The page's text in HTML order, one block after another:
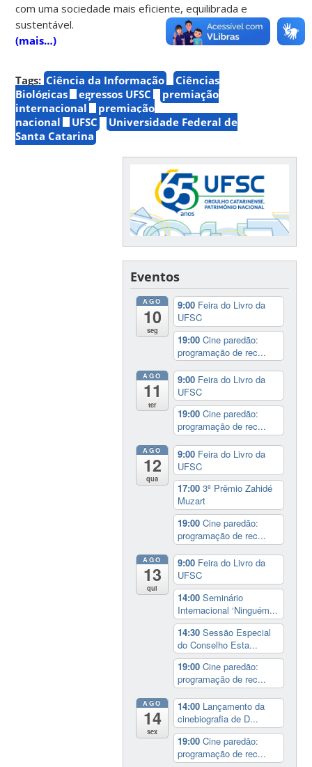
com uma sociedade mais eficiente, equilibrada e
sustentável.
(mais…)
Tags: Ciência da Informação
Ciências
Biológicas
egressos UFSC
premiação
internacional
premiação
nacional
UFSC
Universidade Federal de
Santa Catarina
Eventos
AGO
10
seg
9:00 Feira do Livro da
UFSC
19:00Cine paredão:
programação de rec...
AGO
11
ter
9:00 Feira do Livro da
UFSC
19:00Cine paredão:
programação de rec...
AGO
12
qua
9:00 Feira do Livro da
UFSC
17:003º Prêmio Zahidé
Muzart
19:00Cine paredão:
programação de rec...
AGO
13
qui
9:00 Feira do Livro da
UFSC
14:00Seminário
Internacional ‘Ninguém...
14:30Sessão Especial
do Conselho Esta...
19:00Cine paredão:
programação de rec...
AGO
14
sex
14:00 Lançamento da
cinebiografia de D...
19:00Cine paredão:
programação de rec...